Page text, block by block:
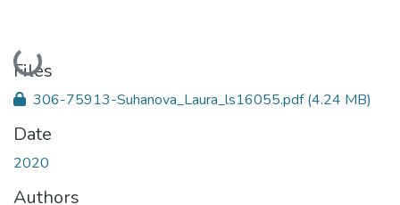
Loading...
Files
306-75913-Suhanova_Laura_ls16055.pdf(4.24 MB)
Date
2020
Authors